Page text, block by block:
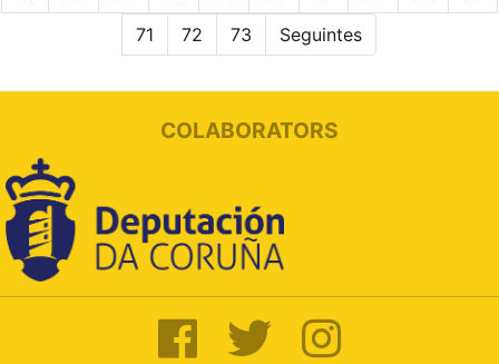
71
72 73 Seguintes
COLABORATORS